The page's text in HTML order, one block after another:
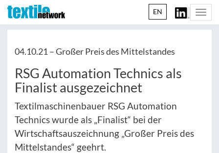
EN
04.10.21 –Großer Preis des Mittelstandes
RSG Automation Technics als
Finalist ausgezeichnet
Textilmaschinenbauer RSG Automation
Technics wurde als „Finalist“ bei der
Wirtschaftsauszeichnung „Großer Preis des
Mittelstandes“ geehrt.